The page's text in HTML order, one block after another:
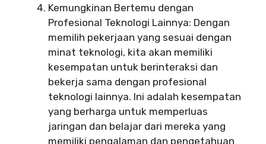
Kemungkinan Bertemu dengan
Profesional Teknologi Lainnya: Dengan
memilih pekerjaan yang sesuai dengan
minat teknologi, kita akan memiliki
kesempatan untuk berinteraksi dan
bekerja sama dengan profesional
teknologi lainnya. Ini adalah kesempatan
yang berharga untuk memperluas
jaringan dan belajar dari mereka yang
memiliki pengalaman dan pengetahuan